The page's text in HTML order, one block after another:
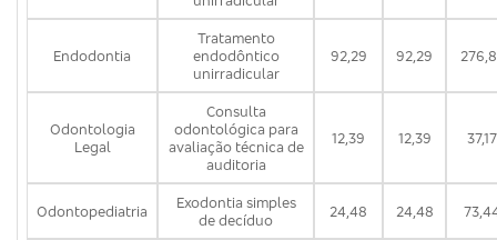
Endodontia
Tratamento
endodôntico
unirradicular
92,29 92,29
Odontologia
Legal
Consulta
odontológica para
avaliação técnica de
auditoria
12,39 12,39 37,17
Odontopediatria
Exodontia simples
de decíduo
24,48 24,48